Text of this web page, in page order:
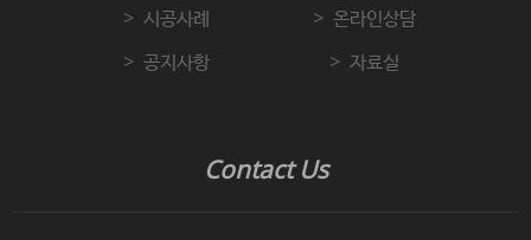
시공사례
온라인상담
공지사항
자료실
Contact Us